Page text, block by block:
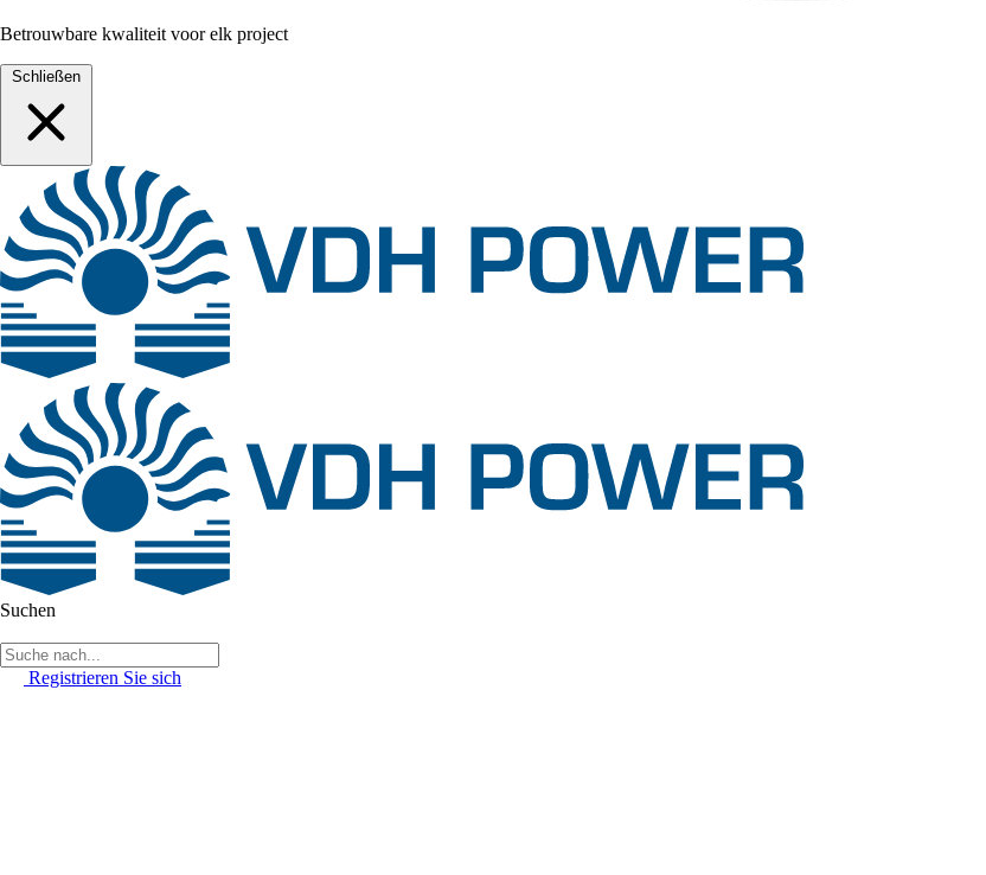
Betrouwbare kwaliteit voor elk project
Schließen
Suchen
Registrieren Sie sich